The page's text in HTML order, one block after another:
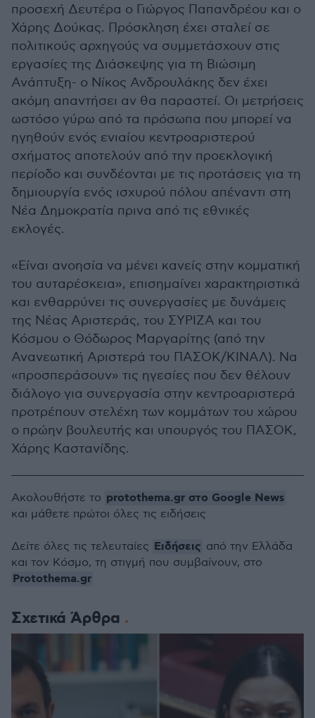
προσεχή Δευτέρα ο Γιώργος Παπανδρέου και ο
Χάρης Δούκας. Πρόσκληση έχει σταλεί σε
πολιτικούς αρχηγούς να συμμετάσχουν στις
εργασίες της Διάσκεψης για τη Βιώσιμη
Ανάπτυξη- ο Νίκος Ανδρουλάκης δεν έχει
ακόμη απαντήσει αν θα παραστεί. Οι μετρήσεις
ωστόσο γύρω από τα πρόσωπα που μπορεί να
ηγηθούν ενός ενιαίου κεντροαριστερού
σχήματος αποτελούν από την προεκλογική
περίοδο και συνδέονται με τις προτάσεις για τη
δημιουργία ενός ισχυρού πόλου απέναντι στη
Νέα Δημοκρατία πρινα από τις εθνικές
εκλογές.
«Είναι ανοησία να μένει κανείς στην κομματική
του αυταρέσκεια», επισημαίνει χαρακτηριστικά
και ενθαρρύνει τις συνεργασίες με δυνάμεις
της Νέας Αριστεράς, του ΣΥΡΙΖΑ και του
Κόσμου ο Θόδωρος Μαργαρίτης (από την
Ανανεωτική Αριστερά του ΠΑΣΟΚ/ΚΙΝΑΛ). Να
«προσπεράσουν» τις ηγεσίες που δεν θέλουν
διάλογο για συνεργασία στην κεντροαριστερά
προτρέπουν στελέχη των κομμάτων του χώρου
ο πρώην βουλευτής και υπουργός του ΠΑΣΟΚ,
Χάρης Καστανίδης.
Σχετικά Άρθρα
Ακολουθήστε το protothema.gr στο Google News
και μάθετε πρώτοι όλες τις ειδήσεις
Δείτε όλες τις τελευταίες Ειδήσεις από την Ελλάδα
και τον Κόσμο, τη στιγμή που συμβαίνουν, στο
Protothema.gr